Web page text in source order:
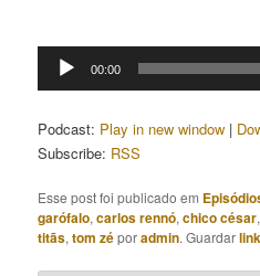
Tocador
00:00
Podcast: Play in new window |
Subscribe: RSS
Esse post foi publicado em
garófalo,carlos rennó,chico césar
titãs,tom zéporadmin. Guardar